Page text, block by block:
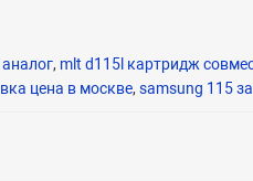
, mlt d115l картридж
цена в москве, samsung 115